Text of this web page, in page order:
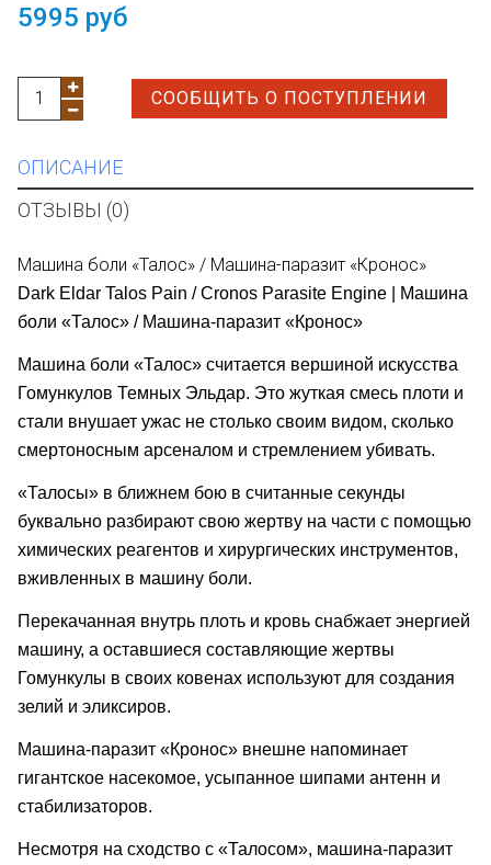
5995 руб
СООБЩИТЬ О ПОСТУПЛЕНИИ
ОПИСАНИЕ
ОТЗЫВЫ (0)
Машина боли «Талос» / Машина-паразит «Кронос»
Dark Eldar Talos Pain / Cronos Parasite Engine | Машина
боли «Талос» / Машина-паразит «Кронос»
Машина боли «Талос» считается вершиной искусства
Гомункулов Темных Эльдар. Это жуткая смесь плоти и
стали внушает ужас не столько своим видом, сколько
смертоносным арсеналом и стремлением убивать.
«Талосы» в ближнем бою в считанные секунды
буквально разбирают свою жертву на части с помощью
химических реагентов и хирургических инструментов,
вживленных в машину боли.
Перекачанная внутрь плоть и кровь снабжает энергией
машину, а оставшиеся составляющие жертвы
Гомункулы в своих ковенах используют для создания
зелий и эликсиров.
Машина-паразит «Кронос» внешне напоминает
гигантское насекомое, усыпанное шипами антенн и
стабилизаторов.
Несмотря на сходство с «Талосом», машина-паразит